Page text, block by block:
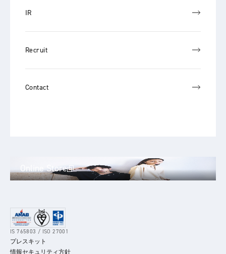
IR
Recruit
Contact
Online Store
IS 765803 / ISO 27001
プレスキット
情報セキュリティ方針